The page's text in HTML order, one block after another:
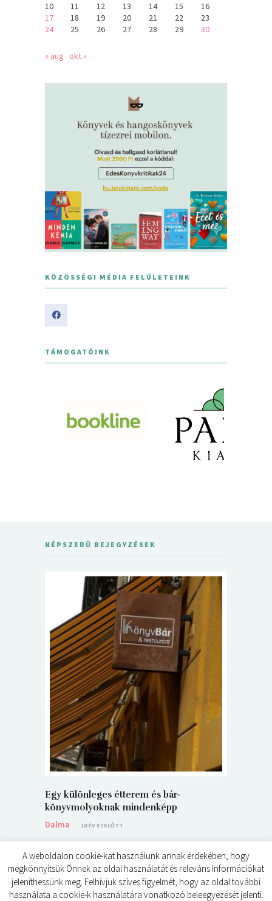
10
11 12 13 14 15
16
17
18 19 20 21 22
23
24
25 26 27 28 29 30
« aug okt »
KÖZÖSSÉGI MÉDIA FELÜLETEINK
TÁMOGATÓINK
NÉPSZERŰ BEJEGYZÉSEK
Egy különleges étterem és bár-
könyvmolyoknak mindenképp
Dalma
10 ÉV EZELŐTT
A weboldalon cookie-kat használunk annak érdekében, hogy
megkönnyítsük Önnek az oldal használatát és releváns információkat
jeleníthessünk meg. Felhívjuk szíves figyelmét, hogy az oldal további
használata a cookie-k használatára vonatkozó beleegyezését jelenti.